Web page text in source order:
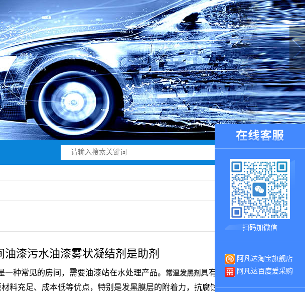
油漆污水油漆雾状凝结剂是助剂
种常见的房间，需要油漆站在水处理产品。 常温发黑剂 具有溶液稳定、发
料充足、成本低等优点，特别是发黑膜层的附着力，抗腐蚀能力明显优于
扫码加微信
阿凡达淘宝旗舰店
阿凡达百度爱采购